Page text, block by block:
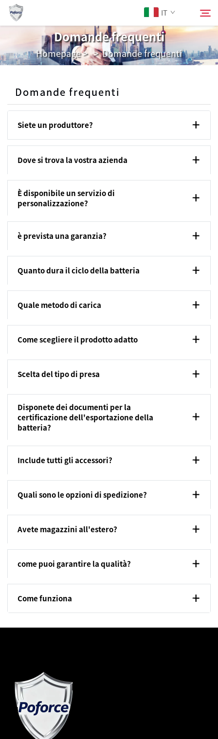
IT
Chi Siamo
Prodotti
Servizi
Scarica
Notizie
Contattaci
Domande frequenti
Homepage>>Domande frequenti
Domande frequenti
Siete un produttore?
Dove si trova la vostra azienda
È disponibile un servizio di
personalizzazione?
è prevista una garanzia?
Quanto dura il ciclo della batteria
Quale metodo di carica
Come scegliere il prodotto adatto
Scelta del tipo di presa
Disponete dei documenti per la
certificazione dell'esportazione della
batteria?
Include tutti gli accessori?
Quali sono le opzioni di spedizione?
Avete magazzini all'estero?
come puoi garantire la qualità?
Come funziona